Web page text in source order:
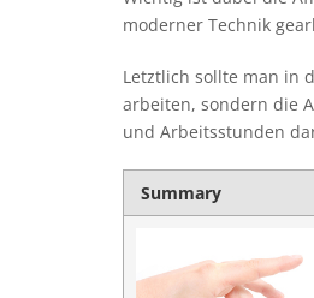
moderner Technik
Letztlich sollte man in
arbeiten, sondern die
und Arbeitsstunden
Summary